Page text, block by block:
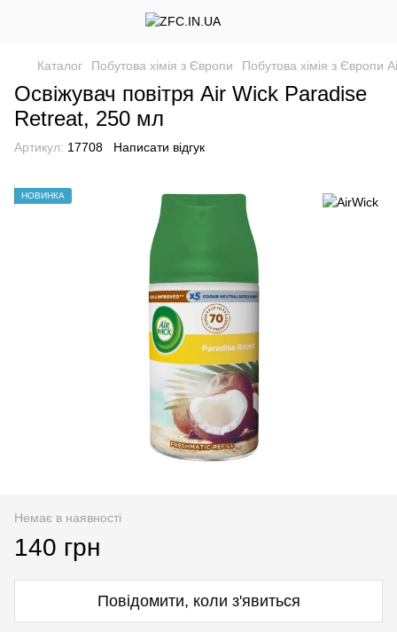
Каталог Побутова хімія з Європи Побутова хімія з Європи
Освіжувач повітря Air Wick Paradise
Retreat, 250 мл
Артикул: 17708 Написати відгук
НОВИНКА
Немає в наявності
140 грн
Повідомити, коли з'явиться